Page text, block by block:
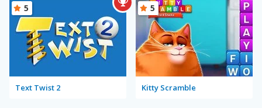
Text Twist 2
5
Kitty Scramble
5